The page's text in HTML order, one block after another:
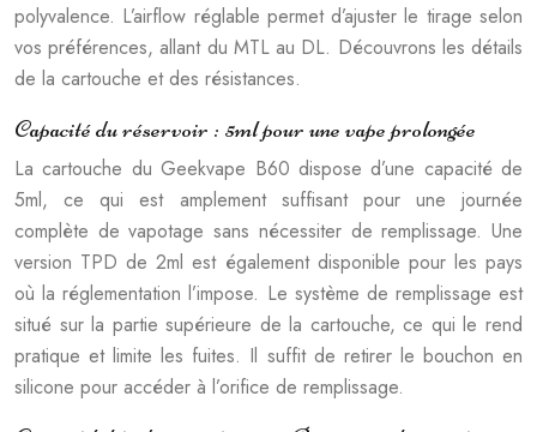
polyvalence. L’airflow réglable permet d’ajuster le tirage selon
vos préférences, allant du MTL au DL. Découvrons les détails
de la cartouche et des résistances.
Capacité du réservoir : 5ml pour une vape prolongée
La cartouche du Geekvape B60 dispose d’une capacité de
5ml, ce qui est amplement suffisant pour une journée
complète de vapotage sans nécessiter de remplissage. Une
version TPD de 2ml est également disponible pour les pays
où la réglementation l’impose. Le système de remplissage est
situé sur la partie supérieure de la cartouche, ce qui le rend
pratique et limite les fuites. Il suffit de retirer le bouchon en
silicone pour accéder à l’orifice de remplissage.